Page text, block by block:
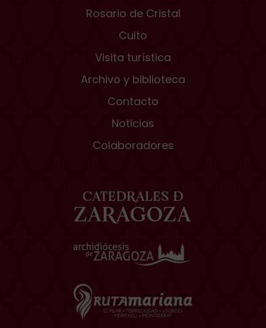
Rosario de Cristal
Culto
Visita turística
Archivo y biblioteca
Contacto
Noticias
Colaboradores